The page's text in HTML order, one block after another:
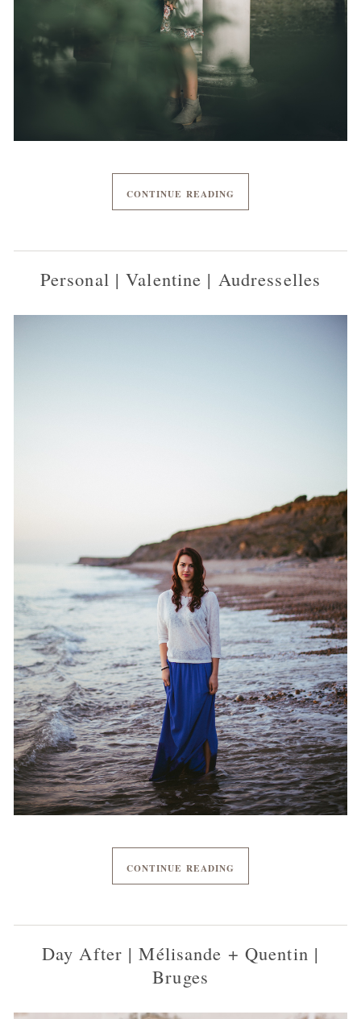
CONTINUE READING
Personal | Valentine | Audresselles
CONTINUE READING
Day After | Mélisande + Quentin |
Bruges